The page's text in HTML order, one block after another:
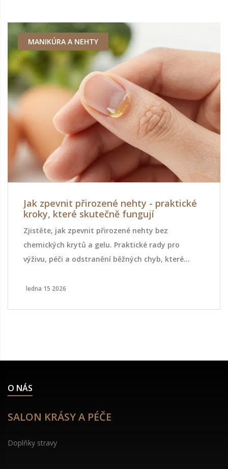
MANIKÚRA A NEHTY
Jak zpevnit přirozené nehty - praktické
kroky, které skutečně fungují
Zjistěte, jak zpevnit přirozené nehty bez
chemických krytů a gelu. Praktické rady pro
výživu, péči a odstranění běžných chyb, které
ledna 15 2026
O NÁS
SALON KRÁSY A PÉČE
Doplňky stravy